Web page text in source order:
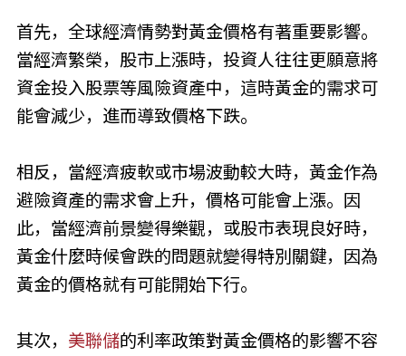
首先，全球經濟情勢對黃金價格有著重要影響。
當經濟繁榮，股市上漲時，投資人往往更願意將
資金投入股票等風險資產中，這時黃金的需求可
能會減少，進而導致價格下跌。
相反，當經濟疲軟或市場波動較大時，黃金作為
避險資產的需求會上升，價格可能會上漲。因
此，當經濟前景變得樂觀，或股市表現良好時，
黃金什麼時候會跌的問題就變得特別關鍵，因為
黃金的價格就有可能開始下行。
其次， 美聯儲的利率政策對黃金價格的影響不容